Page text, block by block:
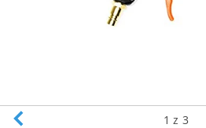
1 z 3